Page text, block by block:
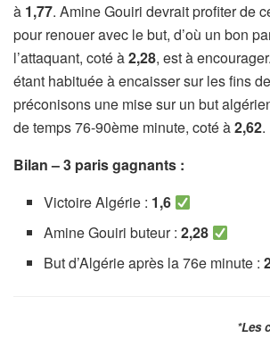
à 1,77. Amine Gouiri devrait profiter de
pour renouer avec le but, d’où un bon
l’attaquant, coté à2,28, est à
étant habituée à encaisser sur les fins
préconisons une mise sur un but
de temps 76-90ème minute, coté à2,62.
Bilan – 3 paris gagnants :
Victoire Algérie : 1,6
Amine Gouiri buteur :2,28
But d’Algérie après la 76e minute :
*Les